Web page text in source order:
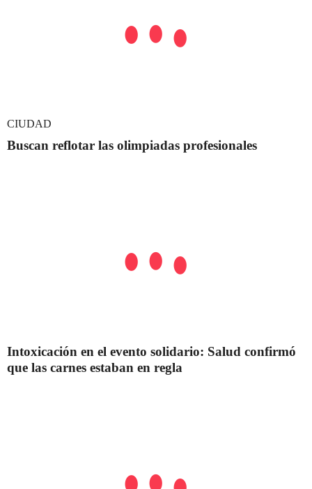
CIUDAD
Buscan reflotar las olimpiadas profesionales
Intoxicación en el evento solidario: Salud confirmó
que las carnes estaban en regla